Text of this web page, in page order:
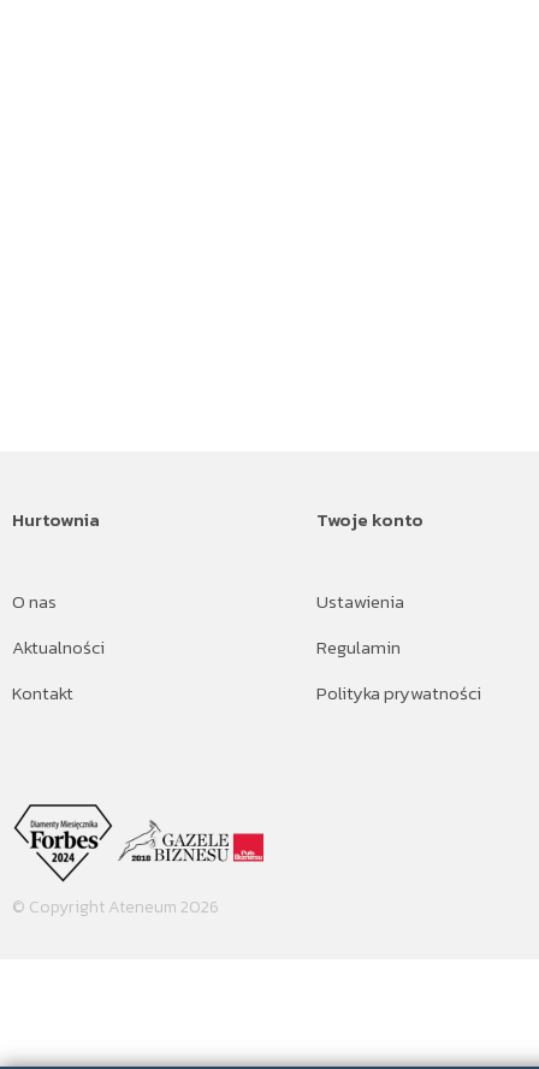
Hurtownia
O nas
Aktualności
Kontakt
Twoje konto
Ustawienia
Regulamin
Polityka prywatności
© Copyright Ateneum 2026